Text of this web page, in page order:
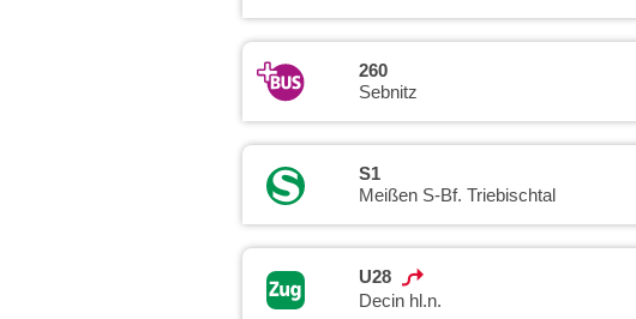
260
Sebnitz
S1
Meißen S-Bf. Triebischtal
U28
Decin hl.n.